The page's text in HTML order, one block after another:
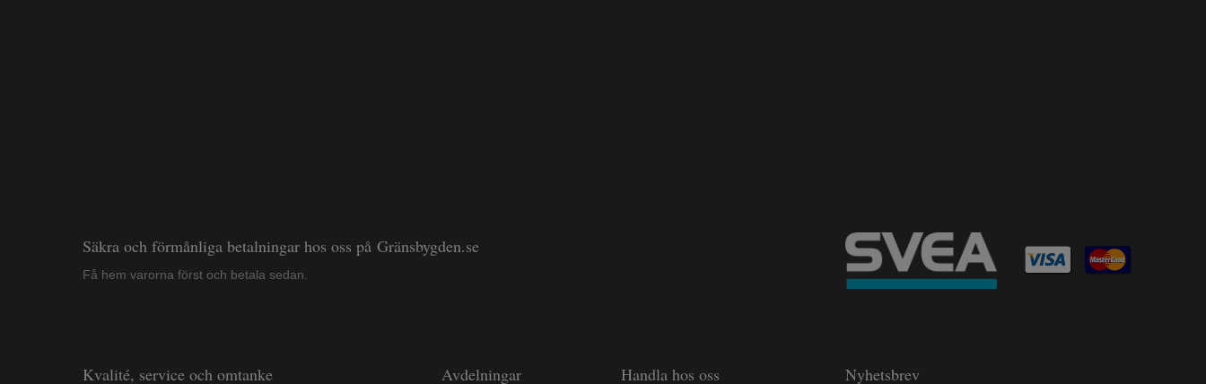
Säkra och förmånliga betalningar hos oss på Gränsbygden.se
Få hem varorna först och betala sedan.
Kvalité, service och omtanke
Avdelningar Handla hos oss Nyhetsbrev